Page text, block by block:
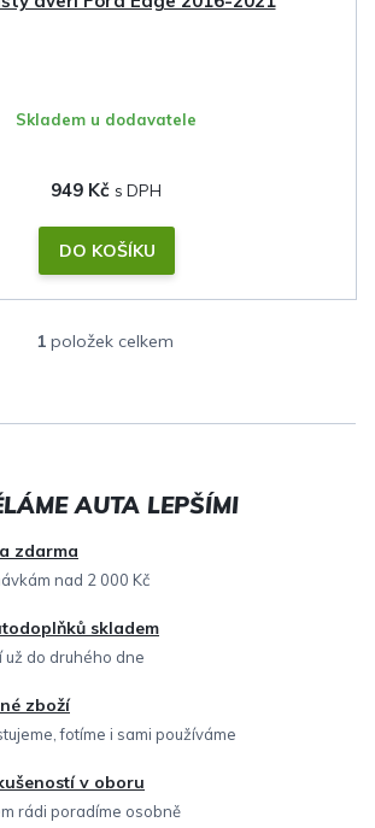
Skladem u dodavatele
949 Kč
DO KOŠÍKU
O
l
a
í
p
r
y
v
ý
1 položek celkem
zdarma
nad 2 000 Kč
skladem
už do druhého dne
zboží
fotíme i sami používáme
v oboru
rádi poradíme osobně